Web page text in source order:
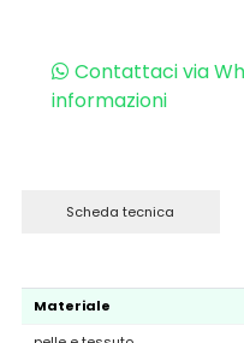
Contattaci via
informazioni
Scheda tecnica
Materiale